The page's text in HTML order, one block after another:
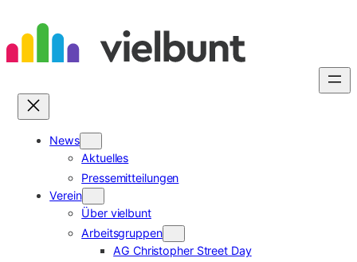
Inhalt
springen
News
Aktuelles
Pressemitteilungen
Verein
Über vielbunt
Arbeitsgruppen
AG Christopher Street Day